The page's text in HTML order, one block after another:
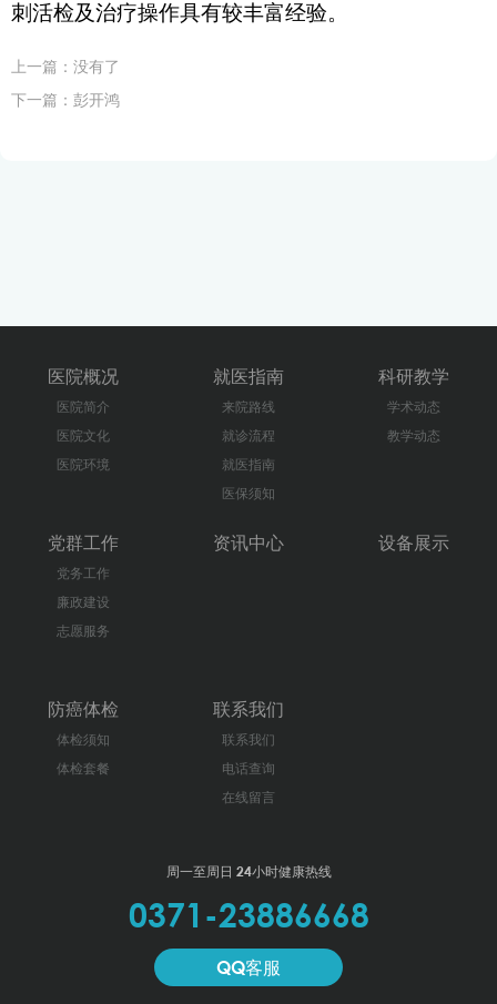
刺活检及治疗操作具有较丰富经验。
上一篇：没有了
下一篇： 彭开鸿
医院概况
医院简介
医院文化
医院环境
就医指南
来院路线
就诊流程
就医指南
医保须知
科研教学
学术动态
教学动态
党群工作
党务工作
廉政建设
志愿服务
资讯中心 设备展示
防癌体检
体检须知
体检套餐
联系我们
联系我们
电话查询
在线留言
周一至周日 24小时健康热线
0371-23886668
QQ客服